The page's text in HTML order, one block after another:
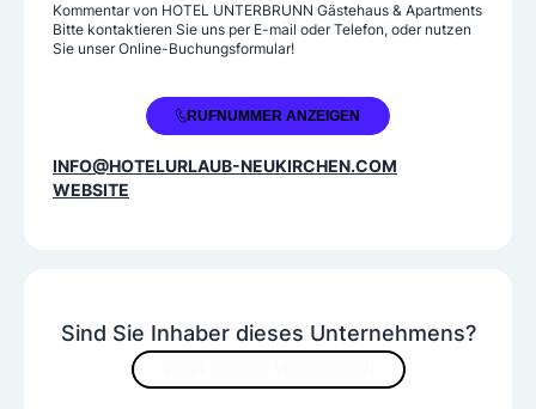
Verpflegung
Halbpension
Sind Sie Inhaber dieses Unternehmens?
Kommentar von HOTEL UNTERBRUNN Gästehaus & Apartments
Bitte kontaktieren Sie uns per E-mail oder Telefon, oder nutzen
Sie unser Online-Buchungsformular!
+43 6565 62260RUFNUMMER ANZEIGEN
INFO@HOTELURLAUB-NEUKIRCHEN.COM
WEBSITE